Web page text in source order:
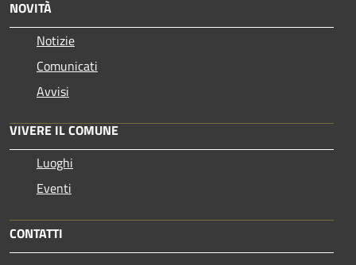
NOVITÀ
Notizie
Comunicati
Avvisi
VIVERE IL COMUNE
Luoghi
Eventi
CONTATTI